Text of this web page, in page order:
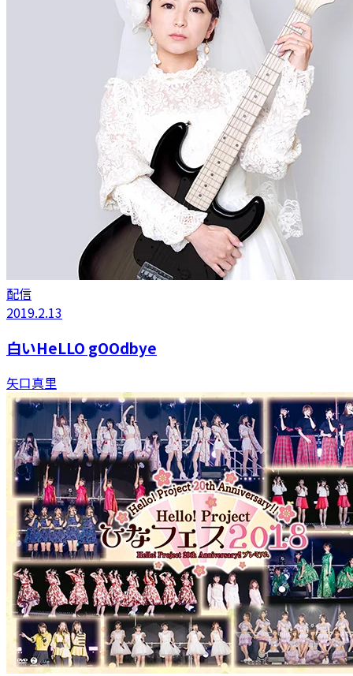
配信
2019.2.13
白いHeLLO gOOdbye
矢口真里